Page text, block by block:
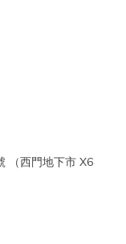
（西門地下市 X6